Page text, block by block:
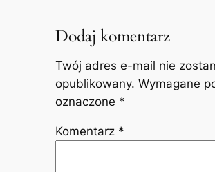
Dodaj komentarz
Twój adres e-mail nie
opublikowany. Wymagane
oznaczone *
Komentarz *